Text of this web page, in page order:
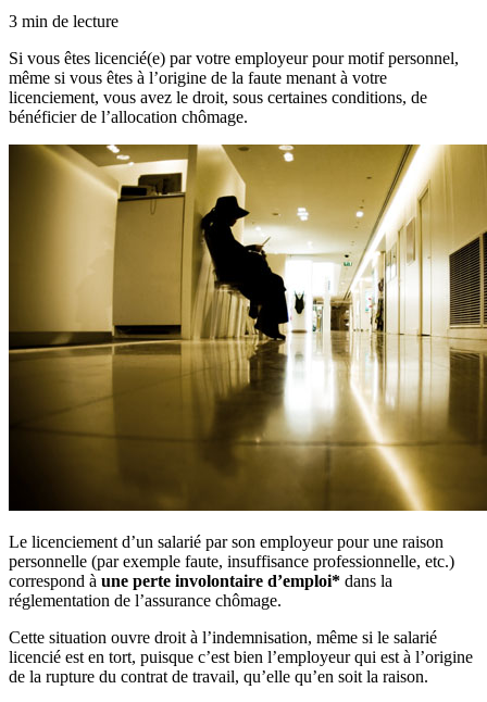
3 min de lecture
Si vous êtes licencié(e) par votre employeur pour motif personnel,
même si vous êtes à l’origine de la faute menant à votre
licenciement, vous avez le droit, sous certaines conditions, de
bénéficier de l’allocation chômage.
Le licenciement d’un salarié par son employeur pour une raison
personnelle (par exemple faute, insuffisance professionnelle, etc.)
correspond à une perte involontaire d’emploi* dans la
réglementation de l’assurance chômage.
Cette situation ouvre droit à l’indemnisation, même si le salarié
licencié est en tort, puisque c’est bien l’employeur qui est à l’origine
de la rupture du contrat de travail, qu’elle qu’en soit la raison.